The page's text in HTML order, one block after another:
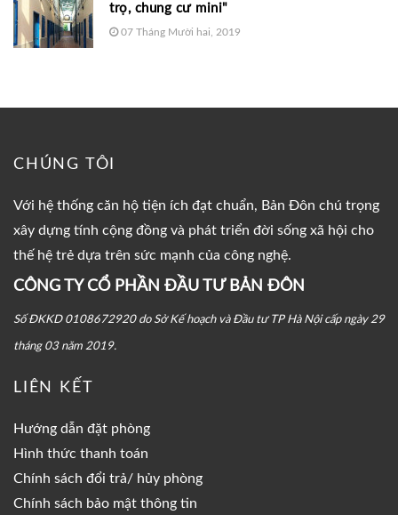
trọ, chung cư mini"
07 Tháng Mười hai, 2019
CHÚNG TÔI
Với hệ thống căn hộ tiện ích đạt chuẩn, Bản Đôn chú trọng
xây dựng tính cộng đồng và phát triển đời sống xã hội cho
thế hệ trẻ dựa trên sức mạnh của công nghệ.
CÔNG TY CỔ PHẦN ĐẦU TƯ BẢN ĐÔN
Số ĐKKD 0108672920 do Sở Kế hoạch và Đầu tư TP Hà Nội cấp ngày 29
tháng 03 năm 2019.
LIÊN KẾT
Hướng dẫn đặt phòng
Hình thức thanh toán
Chính sách đổi trả/ hủy phòng
Chính sách bảo mật thông tin